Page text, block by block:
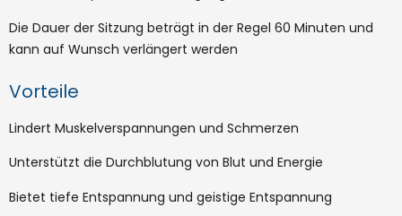
Die Dauer der Sitzung beträgt in der Regel 60 Minuten und
kann auf Wunsch verlängert werden
Vorteile
Lindert Muskelverspannungen und Schmerzen
Unterstützt die Durchblutung von Blut und Energie
Bietet tiefe Entspannung und geistige Entspannung